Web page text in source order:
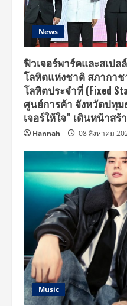
ฮับ
จักรยาน
แห่ง
อาเซียน
News
ฟิวเจอร์พาร์คและสเป
โลหิตแห่งชาติ สภากาช
โลหิตประจำที่ (Fixed
ศูนย์การค้า จังหวัดปทุม
เจอร์ให้ใจ” เดินหน้าสร้
Hannah 08 สิงหาคม
Music